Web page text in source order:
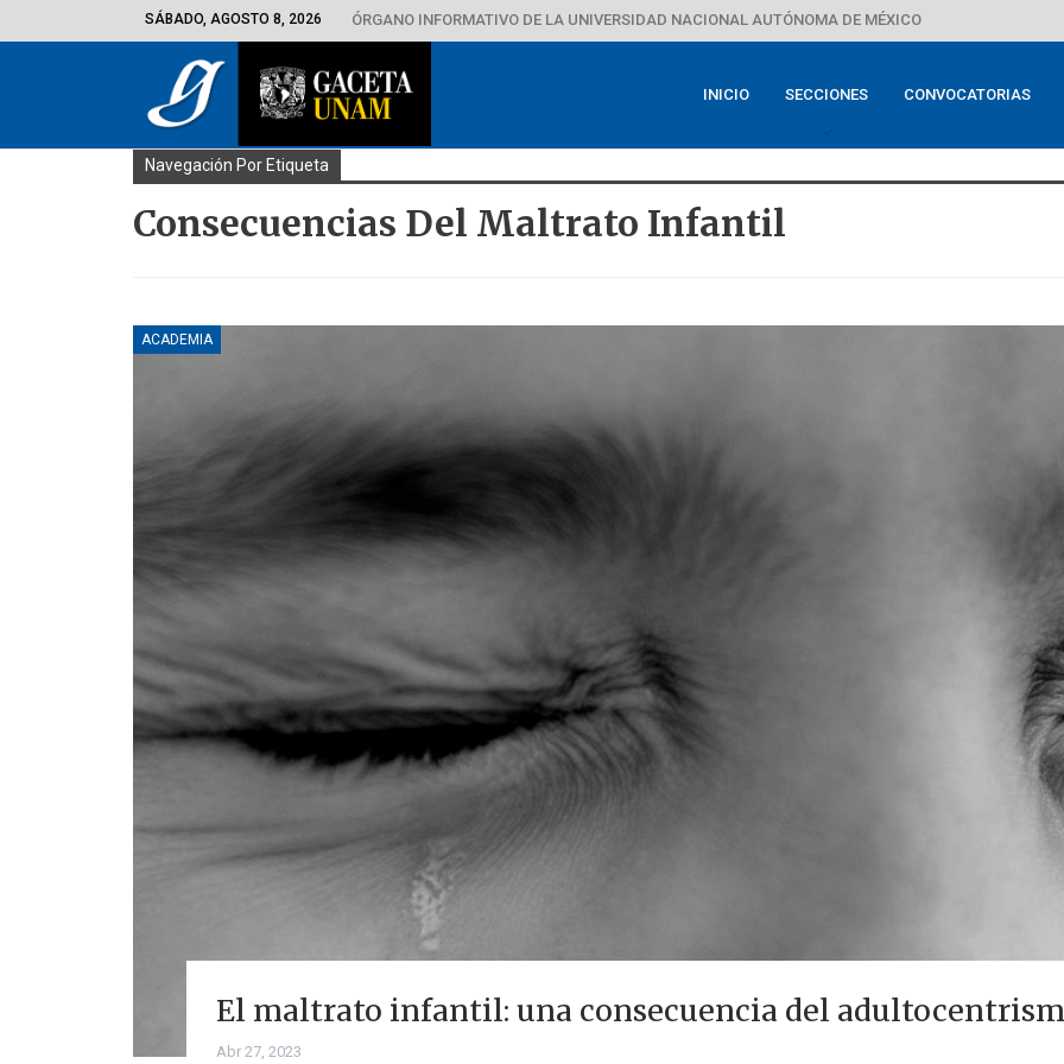
SÁBADO, AGOSTO 8, 2026 ÓRGANO INFORMATIVO DE LA UNIVERSIDAD NACIONAL AUTÓNOMA DE MÉXICO
INICIO SECCIONES CONVOCATORIAS
Navegación Por Etiqueta
Consecuencias Del Maltrato Infantil
ACADEMIA
El maltrato infantil: una consecuencia del
Abr 27, 2023